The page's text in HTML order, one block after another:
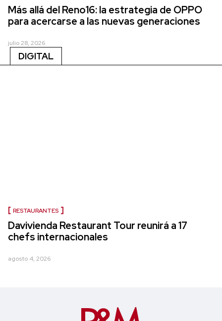
Más allá del Reno16: la estrategia de OPPO
para acercarse a las nuevas generaciones
julio 28, 2026
DIGITAL
RESTAURANTES
Davivienda Restaurant Tour reunirá a 17
chefs internacionales
agosto 4, 2026